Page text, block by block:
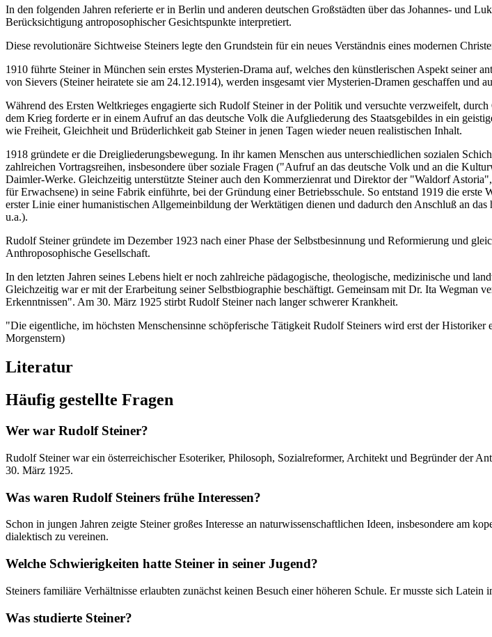
In den folgenden Jahren referierte er in Berlin und anderen deutschen Großstädten über das Johannes- und
Berücksichtigung antroposophischer Gesichtspunkte interpretiert.
Diese revolutionäre Sichtweise Steiners legte den Grundstein für ein neues Verständnis eines modernen
1910 führte Steiner in München sein erstes Mysterien-Drama auf, welches den künstlerischen Aspekt seiner
von Sievers (Steiner heiratete sie am 24.12.1914), werden insgesamt vier Mysterien-Dramen geschaffen und
Während des Ersten Weltkrieges engagierte sich Rudolf Steiner in der Politik und versuchte verzweifelt,
dem Krieg forderte er in einem Aufruf an das deutsche Volk die Aufgliederung des Staatsgebildes in ein
wie Freiheit, Gleichheit und Brüderlichkeit gab Steiner in jenen Tagen wieder neuen realistischen Inhalt.
1918 gründete er die Dreigliederungsbewegung. In ihr kamen Menschen aus unterschiedlichen sozialen
zahlreichen Vortragsreihen, insbesondere über soziale Fragen ("Aufruf an das deutsche Volk und an die
Daimler-Werke. Gleichzeitig unterstützte Steiner auch den Kommerzienrat und Direktor der "Waldorf
für Erwachsene) in seine Fabrik einführte, bei der Gründung einer Betriebsschule. So entstand 1919 die
erster Linie einer humanistischen Allgemeinbildung der Werktätigen dienen und dadurch den Anschluß an
u.a.).
Rudolf Steiner gründete im Dezember 1923 nach einer Phase der Selbstbesinnung und Reformierung und
Anthroposophische Gesellschaft.
In den letzten Jahren seines Lebens hielt er noch zahlreiche pädagogische, theologische, medizinische und
Gleichzeitig war er mit der Erarbeitung seiner Selbstbiographie beschäftigt. Gemeinsam mit Dr. Ita
Erkenntnissen". Am 30. März 1925 stirbt Rudolf Steiner nach langer schwerer Krankheit.
"Die eigentliche, im höchsten Menschensinne schöpferische Tätigkeit Rudolf Steiners wird erst der
Morgenstern)
Literatur
Häufig gestellte Fragen
Wer war Rudolf Steiner?
Rudolf Steiner war ein österreichischer Esoteriker, Philosoph, Sozialreformer, Architekt und Begründer der
30. März 1925.
Was waren Rudolf Steiners frühe Interessen?
Schon in jungen Jahren zeigte Steiner großes Interesse an naturwissenschaftlichen Ideen, insbesondere am
dialektisch zu vereinen.
Welche Schwierigkeiten hatte Steiner in seiner Jugend?
Steiners familiäre Verhältnisse erlaubten zunächst keinen Besuch einer höheren Schule. Er musste sich
Was studierte Steiner?